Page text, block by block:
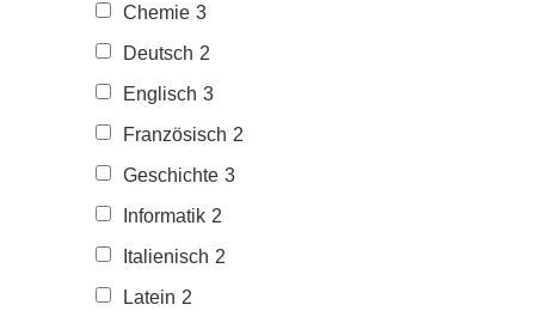
Chemie 3
Deutsch 2
Englisch 3
Französisch 2
Geschichte 3
Informatik 2
Italienisch 2
Latein 2